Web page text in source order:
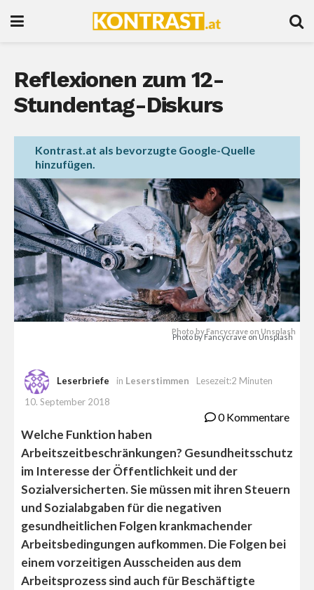
Reflexionen zum 12-
Stundentag-Diskurs
Kontrast.at als bevorzugte Google-Quelle
hinzufügen.
Photo by Fancycrave on Unsplash
Photo by Fancycrave on Unsplash
Leserbriefe in Leserstimmen
Lesezeit:2 Minuten
10. September 2018
0 Kommentare
Welche Funktion haben
Arbeitszeitbeschränkungen? Gesundheitsschutz
im Interesse der Öffentlichkeit und der
Sozialversicherten. Sie müssen mit ihren Steuern
und Sozialabgaben für die negativen
gesundheitlichen Folgen krankmachender
Arbeitsbedingungen aufkommen. Die Folgen bei
einem vorzeitigen Ausscheiden aus dem
Arbeitsprozess sind auch für Beschäftigte